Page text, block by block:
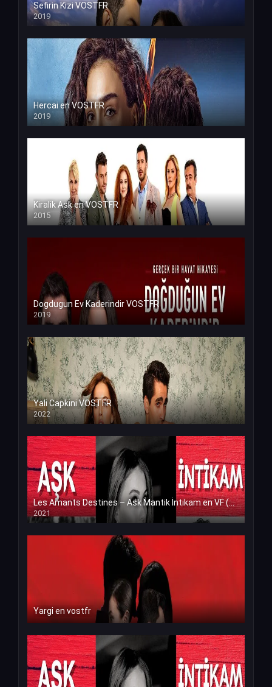
Sefirin Kizi VOSTFR
2019
Hercai en VOSTFR
2019
Kiralik Ask en VOSTFR
2015
Dogdugun Ev Kaderindir VOSTFR
2019
Yali Capkini VOSTFR
2022
Les Amants Destines – Ask Mantik İntikam en VF (Voix Francaise)
2021
Yargi en vostfr